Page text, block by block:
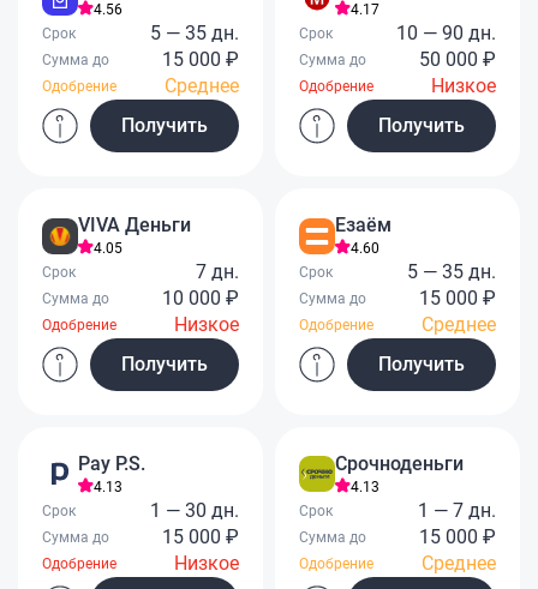
4.56
Срок
5 — 35 дн.
Сумма до 15 000 ₽
Одобрение
Среднее
Получить
4.17
Срок
10 — 90 дн.
Сумма до 50 000 ₽
Одобрение
Низкое
Получить
VIVA Деньги
4.05
Срок
7 дн.
Сумма до 10 000 ₽
Одобрение
Низкое
Получить
Езаём
4.60
Срок
5 — 35 дн.
Сумма до 15 000 ₽
Одобрение
Среднее
Получить
Pay P.S.
4.13
Срок
1 — 30 дн.
Сумма до 15 000 ₽
Одобрение
Низкое
Срочноденьги
4.13
Срок
1 — 7 дн.
Сумма до 15 000 ₽
Одобрение
Среднее